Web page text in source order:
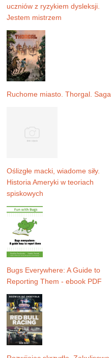
uczniów z ryzykiem dysleksji.
Jestem mistrzem
Ruchome miasto. Thorgal. Saga
Oślizgłe macki, wiadome siły.
Historia Ameryki w teoriach
spiskowych
Bugs Everywhere: A Guide to
Reporting Them - ebook PDF